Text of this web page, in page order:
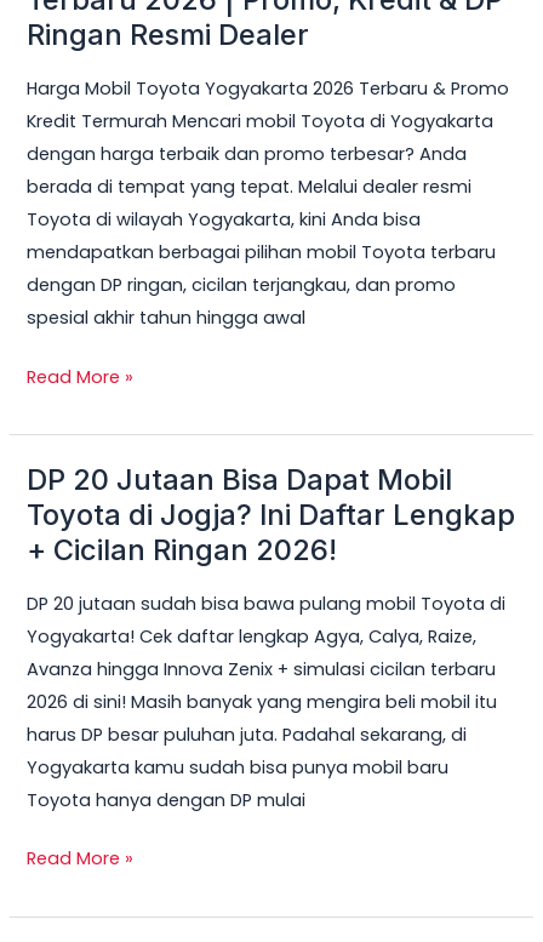
Ringan Resmi Dealer
Harga Mobil Toyota Yogyakarta 2026 Terbaru & Promo
Kredit Termurah Mencari mobil Toyota di Yogyakarta
dengan harga terbaik dan promo terbesar? Anda
berada di tempat yang tepat. Melalui dealer resmi
Toyota di wilayah Yogyakarta, kini Anda bisa
mendapatkan berbagai pilihan mobil Toyota terbaru
dengan DP ringan, cicilan terjangkau, dan promo
spesial akhir tahun hingga awal
Toyota
Terbaru
2026
|
Promo,
Kredit
&
DP
Ringan
Dealer
Read More »
DP 20 Jutaan Bisa Dapat Mobil
Toyota di Jogja? Ini Daftar Lengkap
+ Cicilan Ringan 2026!
DP 20 jutaan sudah bisa bawa pulang mobil Toyota di
Yogyakarta! Cek daftar lengkap Agya, Calya, Raize,
Avanza hingga Innova Zenix + simulasi cicilan terbaru
2026 di sini! Masih banyak yang mengira beli mobil itu
harus DP besar puluhan juta. Padahal sekarang, di
Yogyakarta kamu sudah bisa punya mobil baru
Toyota hanya dengan DP mulai
DP
20
Jutaan
Dapat
Mobil
Toyota
di
Jogja?
Ini
Daftar
+
Read More »